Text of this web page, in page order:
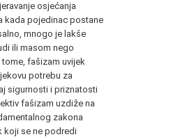
osjećanja
kada pojedinac postane
mnogo je lakše
ili masom nego
fašizam uvijek
potrebu za
sigurnosti i priznatosti
fašizam uzdiže na
zakona
koji se ne podredi